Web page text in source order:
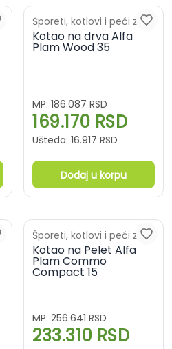
Šporeti, kotlovi i peći za
centralno grejanje
Kotao na drva Alfa
Plam Wood 35
MP: 186.087 RSD
169.170 RSD
Ušteda: 16.917 RSD
Dodaj u korpu
Šporeti, kotlovi i peći za
centralno grejanje
Kotao na Pelet Alfa
Plam Commo
Compact 15
MP: 256.641 RSD
233.310 RSD